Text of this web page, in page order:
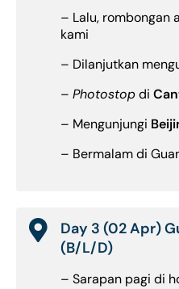
– Lalu, rombongan
kami
– Dilanjutkan
– Photostopdi
– Mengunjungi
– Bermalam di
Day 3 (02 Apr)
(B/L/D)
– Sarapan pagi di